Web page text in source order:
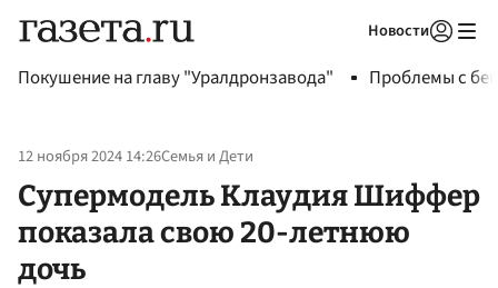
Новости
Покушение на главу "Уралдронзавода" Проблемы с
12 ноября 2024 14:26Семья и Дети
Супермодель Клаудия Шиффер
показала свою 20-летнюю
дочь